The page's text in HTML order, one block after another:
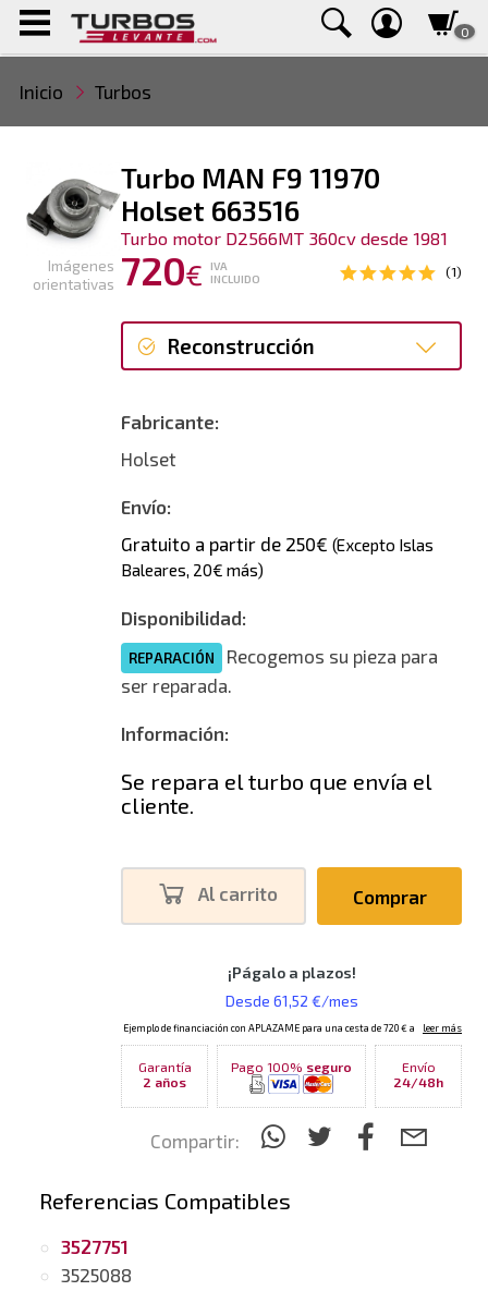
0
Inicio Turbos
Turbo MAN F9 11970
Holset 663516
Turbo motor D2566MT 360cv desde 1981
720€
IVA
INCLUIDO
(1)
Reconstrucción
Fabricante:
Holset
Envío:
Gratuito a partir de 250€ (Excepto Islas
Baleares, 20€ más)
Disponibilidad:
REPARACIÓN
Recogemos su pieza para
ser reparada.
Información:
Se repara el turbo que envía el
cliente.
Al carrito Comprar
Garantía
2 años
Pago 100% seguro
Envío
24/48h
Compartir:
Imágenes
orientativas
Referencias Compatibles
3527751
3525088